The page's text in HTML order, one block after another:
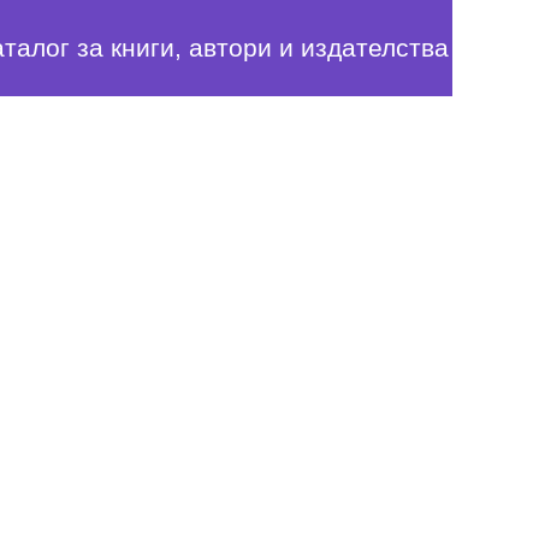
за книги, автори и издателства